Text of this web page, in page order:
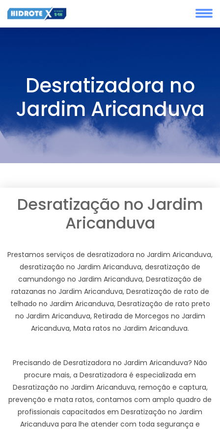
Desratizadora no
Jardim Aricanduva
Desratização no Jardim
Aricanduva
Prestamos serviços de desratizadora no Jardim Aricanduva,
desratização no Jardim Aricanduva, desratização de
camundongo no Jardim Aricanduva, Desratização de
ratazanas no Jardim Aricanduva, Desratização de rato de
telhado no Jardim Aricanduva, Desratização de rato preto
no Jardim Aricanduva, Retirada de Morcegos no Jardim
Aricanduva, Mata ratos no Jardim Aricanduva.
Precisando de Desratizadora no Jardim Aricanduva? Não
procure mais, a Desratizadora é especializada em
Desratização no Jardim Aricanduva, remoção e captura,
prevenção e mata ratos, contamos com amplo quadro de
profissionais capacitados em Desratização no Jardim
Aricanduva para lhe atender com toda segurança e